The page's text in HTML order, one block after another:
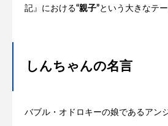
記』における“親子”という大きなテ
しんちゃんの名言
バブル・オドロキーの娘であるアン